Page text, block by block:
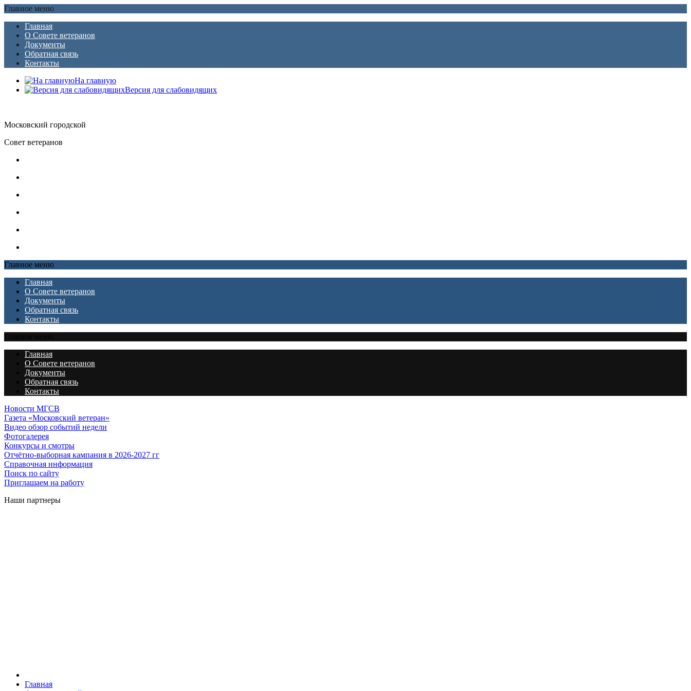
Главное меню
Главная
О Совете ветеранов
Документы
Обратная связь
Контакты
На главную
Версия для слабовидящих
Московский городской
Совет ветеранов
Главное меню
Главная
О Совете ветеранов
Документы
Обратная связь
Контакты
Главная
О Совете ветеранов
Документы
Обратная связь
Контакты
Новости МГСВ
Газета «Московский ветеран»
Видео обзор событий недели
Фотогалерея
Конкурсы и смотры
Отчётно-выборная кампания в 2026-2027 гг
Справочная информация
Поиск по сайту
Приглашаем на работу
Наши партнеры
Главная